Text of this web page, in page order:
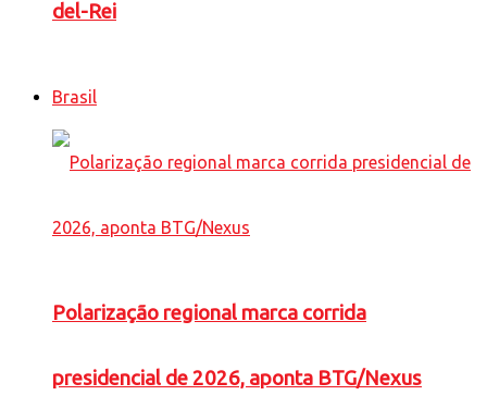
del-Rei
Brasil
Polarização regional marca corrida
presidencial de 2026, aponta BTG/Nexus